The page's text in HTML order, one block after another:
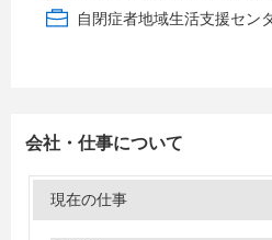
自閉症者地域生活支援セン
会社・仕事について
現在の仕事